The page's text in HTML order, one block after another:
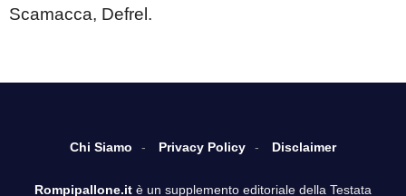
Scamacca, Defrel.
Chi Siamo Privacy Policy Disclaimer
Rompipallone.it è un supplemento editoriale della Testata